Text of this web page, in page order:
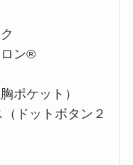
ン®
ポケット）
ドットボタン２